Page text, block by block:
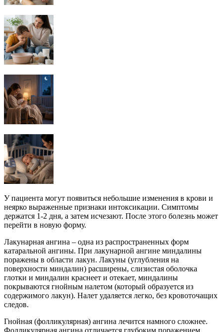
У пациента могут появиться небольшие изменения в крови и
неярко выраженные признаки интоксикации. Симптомы
держатся 1-2 дня, а затем исчезают. После этого болезнь может
перейти в новую форму.
Лакунарная ангина – одна из распространенных форм
катаральной ангины. При лакунарной ангине миндалины
поражены в области лакун. Лакуны (углубления на
поверхности миндалин) расширены, слизистая оболочка
глотки и миндалин краснеет и отекает, миндалины
покрываются гнойным налетом (который образуется из
содержимого лакун). Налет удаляется легко, без кровоточащих
следов.
Гнойная (фолликулярная) ангина лечится намного сложнее.
Фолликулярная ангина отличается глубоким поражением